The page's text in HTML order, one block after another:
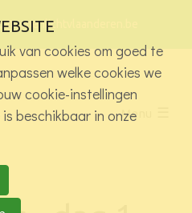
e-mailadres:
Menu
we?
activiteiten
van cookies om goed te
welke cookies we
cookie-instellingen
beschikbaar in onze